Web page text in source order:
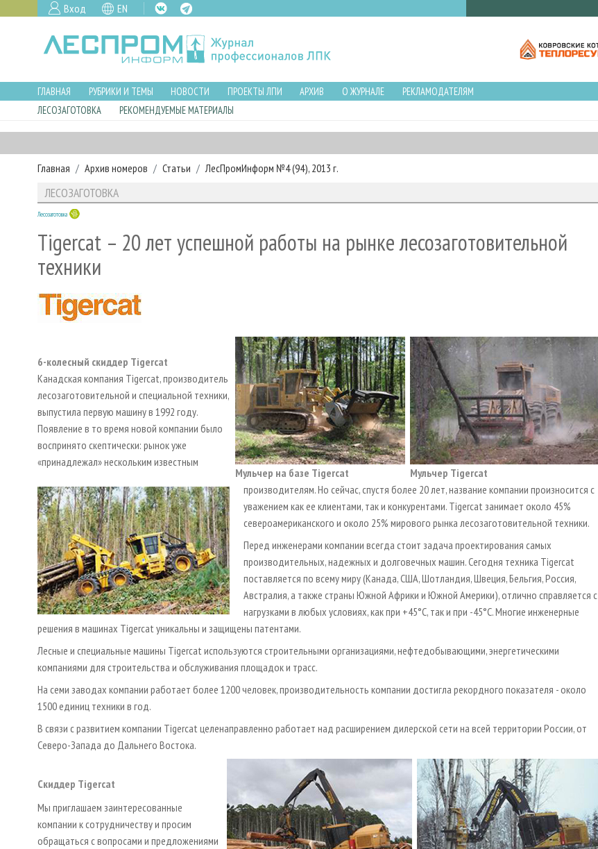
Вход EN
ГЛАВНАЯ РУБРИКИ И ТЕМЫ НОВОСТИ ПРОЕКТЫ ЛПИ АРХИВ О ЖУРНАЛЕ
РЕКЛАМОДАТЕЛЯМ
ЛЕСОЗАГОТОВКА
РЕКОМЕНДУЕМЫЕ МАТЕРИАЛЫ
Главная Архив номеров Статьи ЛесПромИнформ №4 (94), 2013 г.
ЛЕСОЗАГОТОВКА
Лесозаготовка
Tigercat – 20 лет успешной работы на рынке лесозаготовительной
техники
Мульчер Tigercat
Мульчер на базе Tigercat
6-колесный скиддер Tigercat
Канадская компания Tigercat, производитель
лесозаготовительной и специальной техники,
выпустила первую машину в 1992 году.
Появление в то время новой компании было
воспринято скептически: рынок уже
«принадлежал» нескольким известным
производителям. Но сейчас, спустя более 20 лет, название компании произносится с
уважением как ее клиентами, так и конкурентами. Tigercat занимает около 45%
североамериканского и около 25% мирового рынка лесозаготовительной техники.
Перед инженерами компании всегда стоит задача проектирования самых
производительных, надежных и долговечных машин. Сегодня техника Tigercat
поставляется по всему миру (Канада, США, Шотландия, Швеция, Бельгия, Россия,
Австралия, а также страны Южной Африки и Южной Америки), отлично справляется с
нагрузками в любых условиях, как при +45°С, так и при -45°С. Многие инженерные
решения в машинах Tigercat уникальны и защищены патентами.
Лесные и специальные машины Tigercat используются строительными организациями, нефтедобывающими, энергетическими
компаниями для строительства и обслуживания площадок и трасс.
На семи заводах компании работает более 1200 человек, производительность компании достигла рекордного показателя - около
1500 единиц техники в год.
В связи с развитием компании Tigercat целенаправленно работает над расширением дилерской сети на всей территории России, от
Северо-Запада до Дальнего Востока.
Скиддер Tigercat
Мы приглашаем заинтересованные
компании к сотрудничеству и просим
обращаться с вопросами и предложениями